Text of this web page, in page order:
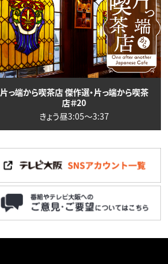
片っ端から喫茶店 傑作選・片っ端から喫茶
店＃20
きょう昼3:05〜3:37